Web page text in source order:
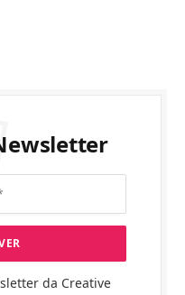
da Creative